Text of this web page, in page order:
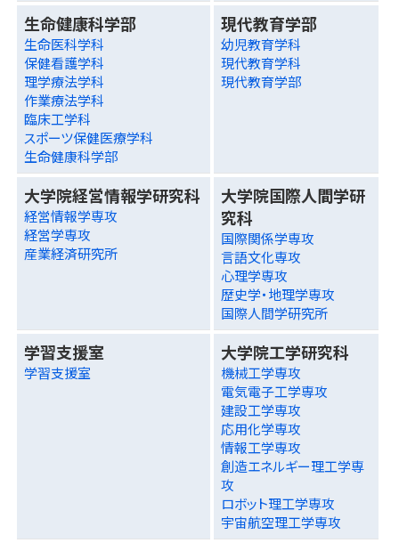
生命健康科学部
生命医科学科
保健看護学科
理学療法学科
作業療法学科
臨床工学科
スポーツ保健医療学科
生命健康科学部
現代教育学部
幼児教育学科
現代教育学科
現代教育学部
大学院経営情報学研究科
経営情報学専攻
経営学専攻
産業経済研究所
大学院国際人間学研
究科
国際関係学専攻
言語文化専攻
心理学専攻
歴史学・地理学専攻
国際人間学研究所
学習支援室
学習支援室
大学院工学研究科
機械工学専攻
電気電子工学専攻
建設工学専攻
応用化学専攻
情報工学専攻
創造エネルギー理工学専
攻
ロボット理工学専攻
宇宙航空理工学専攻